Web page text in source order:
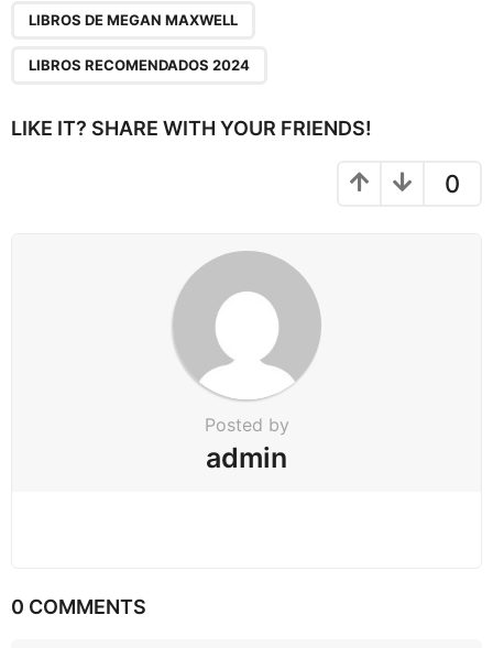
o
LIBROS DE MEGAN MAXWELL
LIBROS RECOMENDADOS 2024
LIKE IT? SHARE WITH YOUR FRIENDS!
0
Posted by
admin
0 COMMENTS